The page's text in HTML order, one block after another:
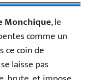
Monchique, le
comme un
ce coin de
laisse pas